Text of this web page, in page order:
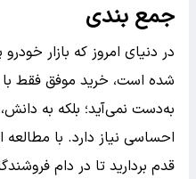
جمع بندی
در دنیای امروز که بازار
شده است، خرید موفق فقط
به‌دست نمی‌آید؛ بلکه به
احساسی نیاز دارد. با
قدم بردارید تا در دام